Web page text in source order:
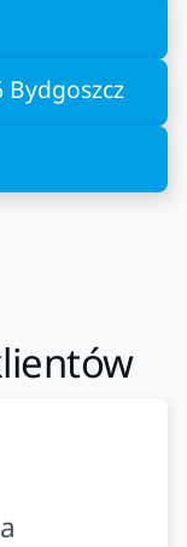
Bydgoszcz